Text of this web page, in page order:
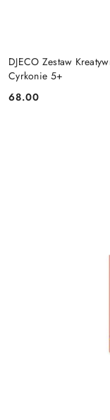
DJECO Zestaw
Cyrkonie 5+
Cena:
68.00